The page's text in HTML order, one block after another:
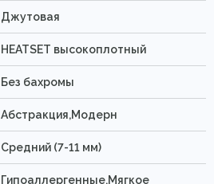
Джутовая
HEATSET высокоплотный
Без бахромы
Абстракция,Модерн
Средний (7-11 мм)
Гипоаллергенные,Мягкое